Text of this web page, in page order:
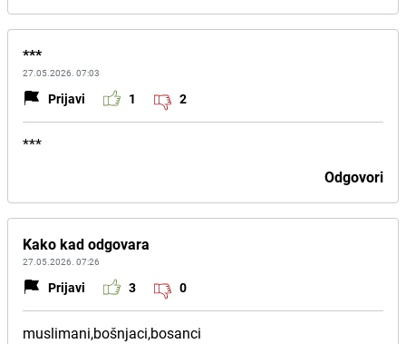
***
27.05.2026. 07:03
Prijavi 1 2
***
Odgovori
Kako kad odgovara
27.05.2026. 07:26
Prijavi 3 0
muslimani,bošnjaci,bosanci